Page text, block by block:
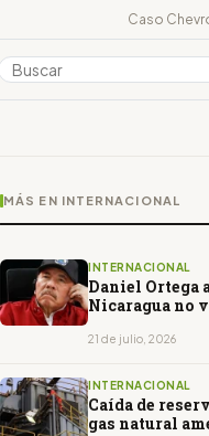
Caso
Colombia
MÁS EN INTERNACIONAL
INTERNACIONAL
Daniel Ortega
Nicaragua no
21 de julio, 2026
INTERNACIONAL
Caída de
gas natural